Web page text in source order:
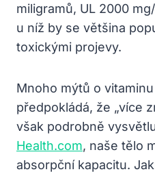
miligramů, UL 2000
u níž by se většina
toxickými projevy.
Mnoho mýtů o
předpokládá, že „více
však podrobně
Health.com, naše tělo
absorpční kapacitu.